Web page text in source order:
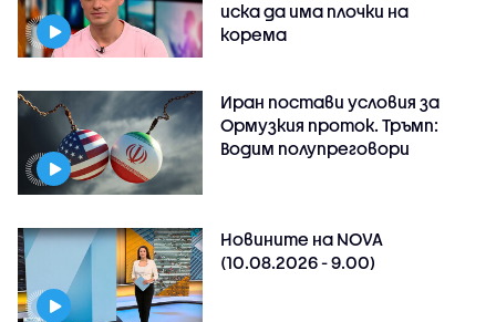
иска да има плочки на
корема
Иран постави условия за
Ормузкия проток. Тръмп:
Водим полупреговори
Новините на NOVA
(10.08.2026 - 9.00)